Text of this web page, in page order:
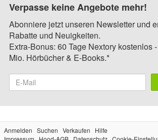
Verpasse keine Angebote mehr!
Abonniere jetzt unseren Newsletter und
Rabatte und Neuigkeiten.
Extra-Bonus: 60 Tage Nextory kostenlos
Mio. Hörbücher & E-Books.*
Anmelden Suchen Verkaufen
Hilfe